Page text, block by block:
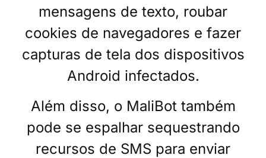
mensagens de texto, roubar
cookies de navegadores e fazer
capturas de tela dos dispositivos
Android infectados.
Além disso, o MaliBot também
pode se espalhar sequestrando
recursos de SMS para enviar